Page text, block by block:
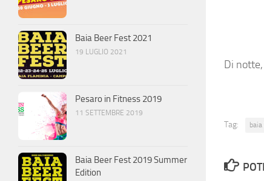
Di
Tag:
Baia Beer Fest 2021
19 LUGLIO 2021
Pesaro in Fitness 2019
11 SETTEMBRE 2019
Baia Beer Fest 2019 Summer
Edition